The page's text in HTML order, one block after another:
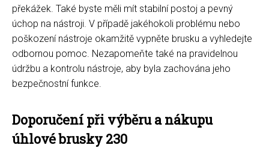
překážek. Také byste měli mít stabilní postoj a pevný
úchop na nástroji. V případě jakéhokoli problému nebo
poškození nástroje okamžitě vypněte brusku a vyhledejte
odbornou pomoc. Nezapomeňte také na pravidelnou
údržbu a kontrolu nástroje, aby byla zachována jeho
bezpečnostní funkce.
Doporučení při výběru a nákupu
úhlové brusky 230